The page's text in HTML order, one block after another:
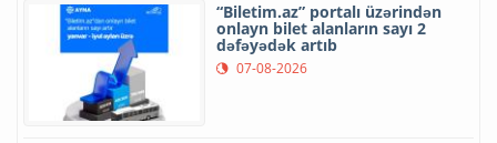
“Biletim.az” portalı üzərindən
onlayn bilet alanların sayı 2
dəfəyədək artıb
07-08-2026